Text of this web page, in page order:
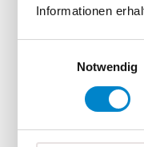
Informationen
Notwendig